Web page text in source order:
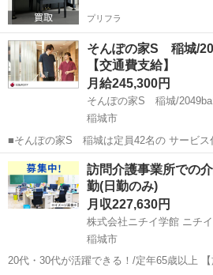
プリフラ
そんぽの家S 稲城/
【交通費支給】
月給245,300円
そんぽの家S 稲城/
稲城市
■そんぽの家S 稲城は定員42名の サービス
建物内にお住いのご入居者さまと、 近隣に
訪問いただきます。 ～主なお仕事～ ・身体介護（食事、入浴、排泄介
助） ・生活援助（掃除...
東京 稲城市 ホームヘルパー
訪問介護事業所での
勤(日勤のみ)
月収227,630円
株式会社ニチイ学館 ニチ
稲城市
20代・30代が活躍できる！/定年65歳以上 【施設名】 株式会社ニチイ